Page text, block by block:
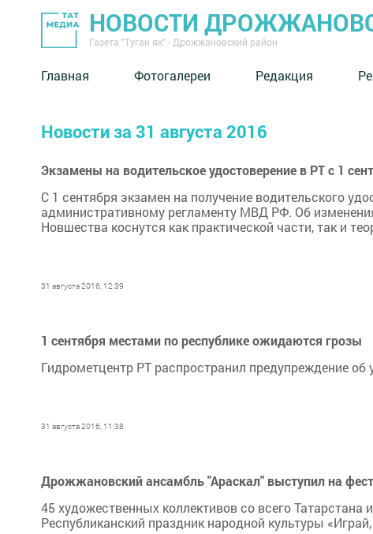
НОВОСТИ
Газета "Туган як" - Дрожжановский район
Главная Фотогалереи Редакция
Новости за 31 августа 2016
Экзамены на водительское удостоверение в РТ с 1
С 1 сентября экзамен на получение водительского
административному регламенту МВД РФ. Об
Новшества коснутся как практической части, так и
31 августа 2016, 12:39
1 сентября местами по республике ожидаются грозы
Гидрометцентр РТ распространил предупреждение
31 августа 2016, 11:38
Дрожжановский ансамбль "Араскал" выступил на
45 художественных коллективов со всего Татарстана
Республиканский праздник народной культуры